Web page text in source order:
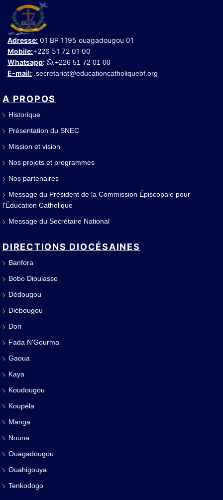
Adresse: 01 BP 1195 ouagadougou 01
Mobile:+226 51 72 01 00
Whatsapp: +226 51 72 01 00
E-mail: secretariat@educationcatholiquebf.org
A PROPOS
Historique
Présentation du SNEC
Mission et vision
Nos projets et programmes
Nos partenaires
Message du Président de la Commission Épiscopale pour
l'Éducation Catholique
Message du Secrétaire National
DIRECTIONS DIOCÉSAINES
Banfora
Bobo Dioulasso
Dédougou
Diébougou
Dori
Fada N'Gourma
Gaoua
Kaya
Koudougou
Koupéla
Manga
Nouna
Ouagadougou
Ouahigouya
Tenkodogo